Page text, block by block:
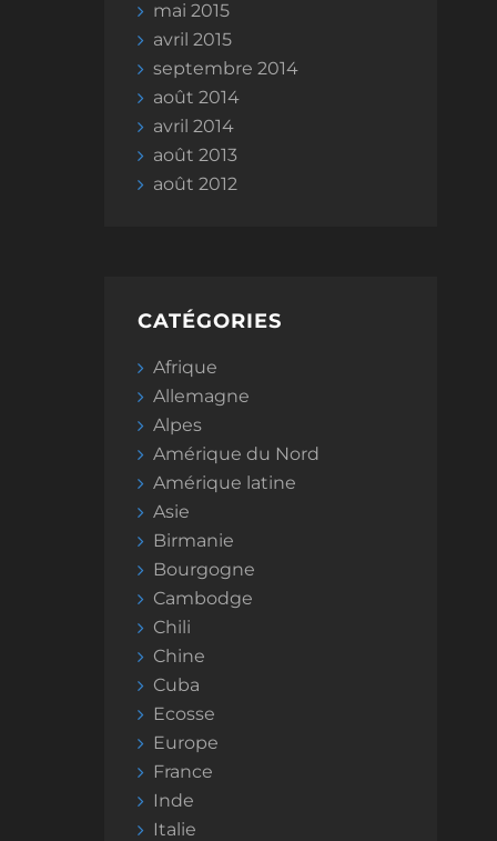
mai 2015
avril 2015
septembre 2014
août 2014
avril 2014
août 2013
août 2012
CATÉGORIES
Afrique
Allemagne
Alpes
Amérique du Nord
Amérique latine
Asie
Birmanie
Bourgogne
Cambodge
Chili
Chine
Cuba
Ecosse
Europe
France
Inde
Italie